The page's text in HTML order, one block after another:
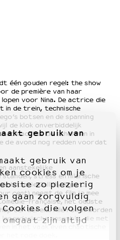
gebruik van
gebruik van
cookies om je
zo plezierig
gaan zorgvuldig
die volgen
zijn altijd
– VNPF
één gouden regel: the show
de première van haar
voor Nina. De actrice die
in de trein, technische
botsen en de spanning
de klok onverbiddelijk
achter de schermen in
de avond nog redden voordat
aanstekelijke
stress en hilarische
de hitserieCall My Agent!
cent) neemt de film je mee
Française, het oudste
ter wereld. Alle rollen worden
ensemble, die met
in het vaak even chaotische
het rode doek.